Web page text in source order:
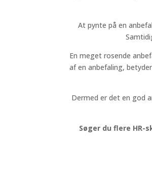
At pynte på en
En meget rosende
af en anbefaling,
Dermed er det en god
Søger du flere HR-